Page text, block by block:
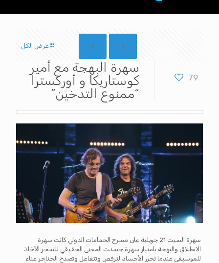
عرض الكل
79
سهرة البهجة مع أمير
كوستاريكا و أوركسترا
“ممنوع التدخين”
سهرة السبت 21 جويلية على مسرح الحمامات الدولي كانت سهرة
الانطلاق والبهجة بامتياز سهرة جسدت المعنى الحقيقي للسحر الأخاذ
للموسيقى عندما تحرر الأجساد لترقص وتتفاعل وتصدح الحناجر غناء